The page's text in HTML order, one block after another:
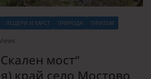
ПЕЩЕРИ И КАРСТ ПРИРОДА ТУРИЗЪМ
мост“
край село Мостово